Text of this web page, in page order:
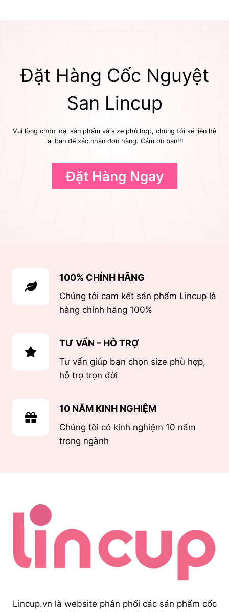
Đặt Hàng Cốc Nguyệt
San Lincup
Vui lòng chọn loại sản phẩm và size phù hợp, chúng tôi sẽ liên hệ
lại bạn để xác nhận đơn hàng. Cảm ơn bạn!!!
Đặt Hàng Ngay
100% CHÍNH HÃNG
Chúng tôi cam kết sản phẩm Lincup là
hàng chính hãng 100%
TƯ VẤN – HỖ TRỢ
Tư vấn giúp bạn chọn size phù hợp,
hỗ trợ trọn đời
10 NĂM KINH NGHIỆM
Chúng tôi có kinh nghiệm 10 năm
trong ngành
Lincup.vn là website phân phối các sản phẩm cốc